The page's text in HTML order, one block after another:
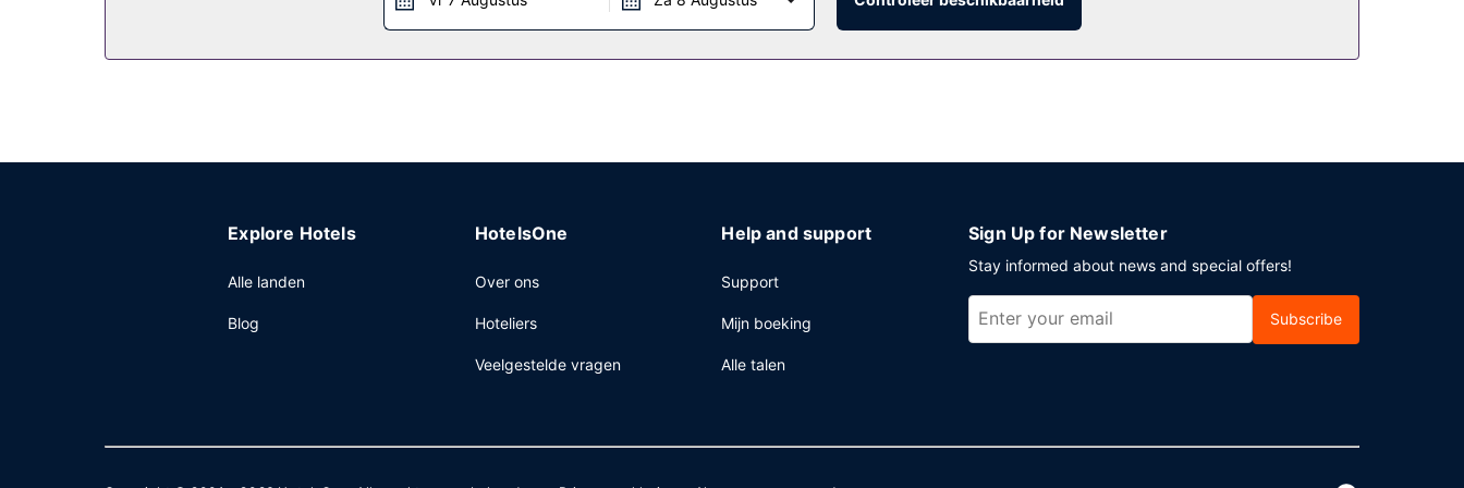
Dagelijks kun je van 08.00 uur tot 10.00 uur genieten van een gratis à-la-carte-ontbijt.
Explore Hotels
Alle landen
Blog
HotelsOne
Over ons
Hoteliers
Veelgestelde vragen
Help and support
Support
Mijn boeking
Alle talen
Sign Up for Newsletter
Stay informed about news and special offers!
Subscribe